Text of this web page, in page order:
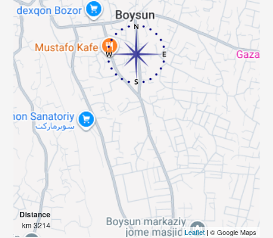
Distance
3214 km
Leaflet| © Google Maps